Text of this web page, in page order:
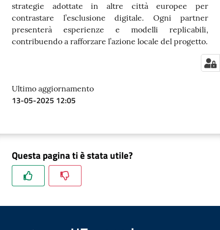
strategie adottate in altre città europee per
contrastare l’esclusione digitale. Ogni partner
presenterà esperienze e modelli replicabili,
contribuendo a rafforzare l’azione locale del progetto.
Ultimo aggiornamento
13-05-2025 12:05
Questa pagina ti è stata utile?